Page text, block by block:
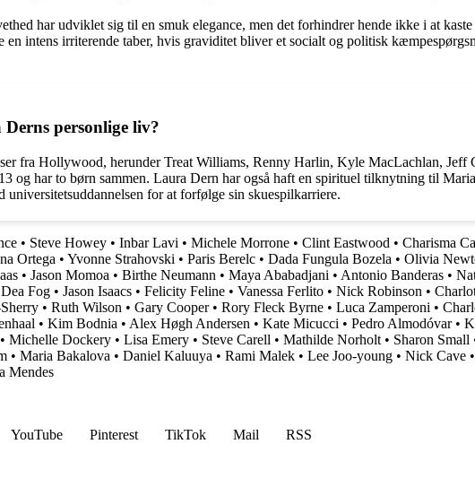
har udviklet sig til en smuk elegance, men det forhindrer hende ikke i at
intens irriterende taber, hvis graviditet bliver et socialt og politisk
personlige liv?
fra Hollywood, herunder Treat Williams, Renny Harlin, Kyle MacLachlan,
og har to børn sammen. Laura Dern har også haft en spirituel tilknytning til
for at forfølge sin skuespilkarriere.
• Steve Howey • Inbar Lavi • Michele Morrone • Clint Eastwood • Charisma
Ortega • Yvonne Strahovski • Paris Berelc • Dada Fungula Bozela • Olivia
• Jason Momoa • Birthe Neumann • Maya Ababadjani • Antonio Banderas •
Dea Fog • Jason Isaacs • Felicity Feline • Vanessa Ferlito • Nick Robinson •
• Ruth Wilson • Gary Cooper• Rory Fleck Byrne • Luca Zamperoni •
• Kim Bodnia • Alex Høgh Andersen • Kate Micucci • Pedro Almodóvar•
• Michelle Dockery • Lisa Emery • Steve Carell • Mathilde Norholt • Sharon Small
• Maria Bakalova • Daniel Kaluuya • Rami Malek • Lee Joo-young • Nick Cave •
Mendes
YouTube Pinterest TikTok Mail
RSS